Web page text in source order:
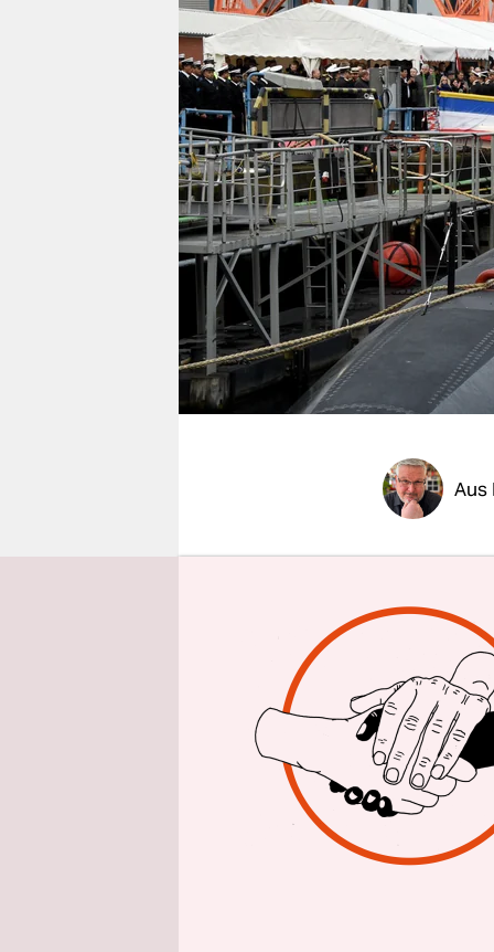
nord
wahrheit
verlag
verlag
veranstaltungen
shop
fragen & hilfe
unterstützen
abo
genossenschaft
Aus
Es ist
weiter
die
zumindest
Rede sein.
Im
in der
das
munter